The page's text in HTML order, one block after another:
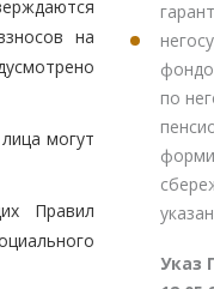
на
могут
Правил
по
Указ